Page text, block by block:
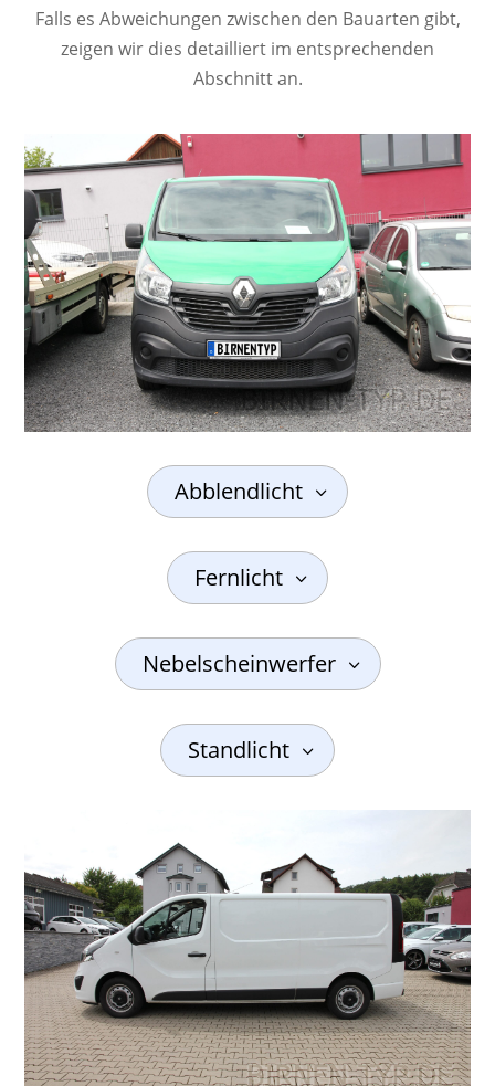
Falls es Abweichungen zwischen den Bauarten gibt,
zeigen wir dies detailliert im entsprechenden
Abschnitt an.
Abblendlicht
Fernlicht
Nebelscheinwerfer
Standlicht